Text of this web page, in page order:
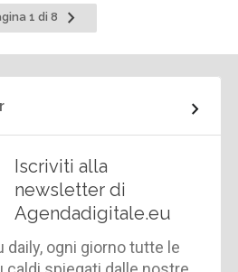
1 di 8
Pagina
successiva
Iscriviti alla
newsletter di
Agendadigitale.eu
daily, ogni giorno tutte le